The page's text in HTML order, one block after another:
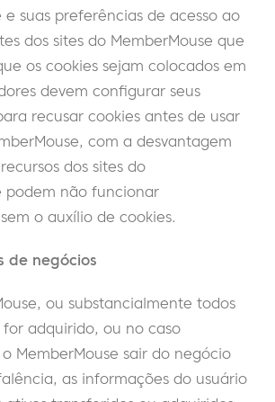
e suas preferências de acesso ao
dos sites do MemberMouse que
os cookies sejam colocados em
devem configurar seus
recusar cookies antes de usar
com a desvantagem
dos sites do
podem não funcionar
o auxílio de cookies.
de negócios
ou substancialmente todos
for adquirido, ou no caso
MemberMouse sair do negócio
as informações do usuário